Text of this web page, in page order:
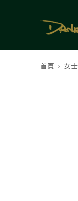
首頁 女士